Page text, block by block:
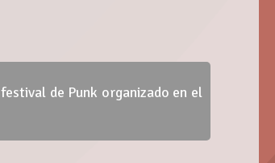
de Punk organizado en el